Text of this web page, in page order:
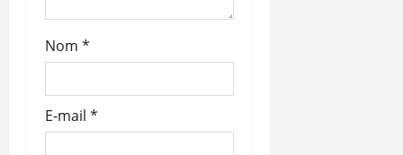
l
e
Nom *
E-mail *